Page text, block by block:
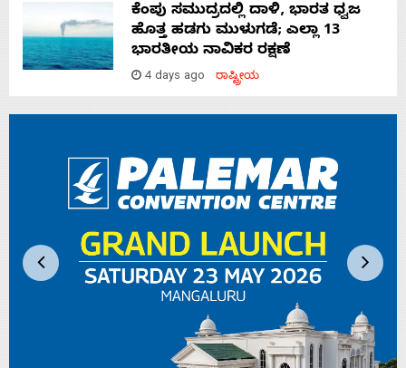
ಕೆಂಪು ಸಮುದ್ರದಲ್ಲಿ ದಾಳಿ, ಭಾರತ ಧ್ವಜ
ಹೊತ್ತ ಹಡಗು ಮುಳುಗಡೆ; ಎಲ್ಲಾ 13
ಭಾರತೀಯ ನಾವಿಕರ ರಕ್ಷಣೆ
4 days ago ರಾಷ್ಟ್ರೀಯ